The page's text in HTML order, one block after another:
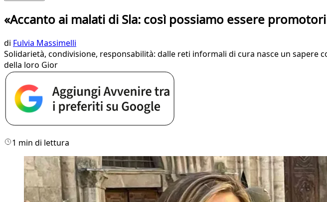
«Accanto ai malati di Sla: così possiamo essere
di Fulvia Massimelli
Solidarietà, condivisione, responsabilità: dalle reti informali di cura nasce un sapere
della loro Gior
1 min di lettura